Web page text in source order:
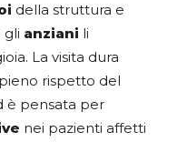
della struttura e
gli anziani li
La visita dura
rispetto del
è pensata per
nei pazienti affetti